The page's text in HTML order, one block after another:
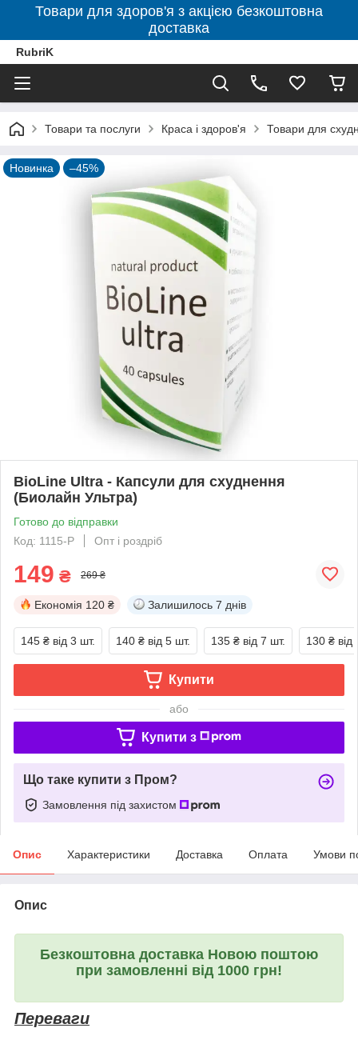
Товари для здоров'я з акцією безкоштовна
доставка
RubriK
Товари та послуги Краса і здоров'я Товари для
Новинка –45%
BioLine Ultra - Капсули для схуднення
(Биолайн Ультра)
Готово до відправки
Код: 1115-P
Опт і роздріб
149 ₴ 269 ₴
Економія 120 ₴ Залишилось 7 днів
145 ₴ від 3 шт. 140 ₴ від 5 шт. 135 ₴ від 7 шт. 130 ₴ від
Купити
або
Купити з
Що таке купити з Пром?
Замовлення під захистом
Опис Характеристики Доставка Оплата Умови
Опис
Безкоштовна доставка Новою поштою
при замовленні від 1000 грн!
Переваги